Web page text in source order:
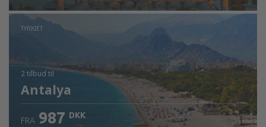
Kontrollér oplysninger
TYRKIET
2 tilbud til
Antalya
FRA 987 DKK